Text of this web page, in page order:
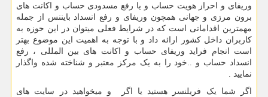
وریفای و احراز هویت حساب و یا رفع مسدودی حساب و اکانت های
برون مرزی و جهانی همچون وریفای و رفع انسداد بایننس از جمله
مهمترین اقداماتی است که در شرایط فعلی میتوان در این حوزه به
کاربران داخل کشور ارائه داد و با توجه به اهمیت این موضوع بهتر
است انجام فراید وریفای حساب و اکانت های بین المللی ، رفع
انسداد حساب و ..خود را به یک مرکز معتبر و شناخته شده واگذار
نمایید .
اگر شما یک فریلنسر هستید یا اگر و میخواهید در سایت های